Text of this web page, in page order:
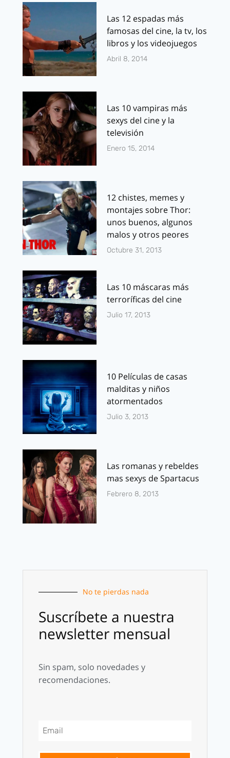
Las 12 espadas más
famosas del cine, la tv, los
libros y los videojuegos
Abril 8, 2014
Las 10 vampiras más
sexys del cine y la
televisión
Enero 15, 2014
12 chistes, memes y
montajes sobre Thor:
unos buenos, algunos
malos y otros peores
Octubre 31, 2013
Las 10 máscaras más
terroríficas del cine
Julio 17, 2013
10 Películas de casas
malditas y niños
atormentados
Julio 3, 2013
Las romanas y rebeldes
mas sexys de Spartacus
Febrero 8, 2013
No te pierdas nada
Suscríbete a nuestra
newsletter mensual
Sin spam, solo novedades y
recomendaciones.